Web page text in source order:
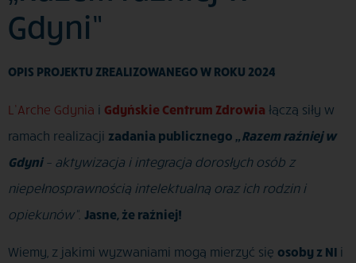
Gdyni”
OPIS PROJEKTU ZREALIZOWANEGO W ROKU 2024
L’Arche Gdynia i Gdyńskie Centrum Zdrowia łączą siły w
ramach realizacji zadania publicznego
„Razem raźniej w
Gdyni– aktywizacja i integracja dorosłych osób z
niepełnosprawnością intelektualną oraz ich rodzin i
opiekunów”. Jasne, że raźniej!
Wiemy, z jakimi wyzwaniami mogą mierzyć się osoby z NI i